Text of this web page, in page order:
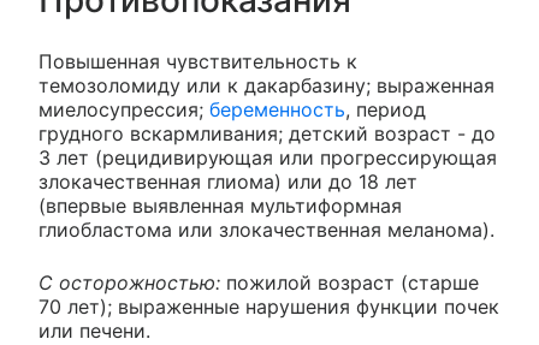
Повышенная чувствительность к
темозоломиду или к дакарбазину; выраженная
миелосупрессия; беременность, период
грудного вскармливания; детский возраст - до
3 лет (рецидивирующая или прогрессирующая
злокачественная глиома) или до 18 лет
(впервые выявленная мультиформная
глиобластома или злокачественная меланома).
С осторожностью: пожилой возраст (старше
70 лет); выраженные нарушения функции почек
или печени.